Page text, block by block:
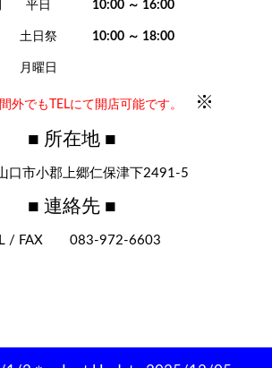
平日 10:00 ～ 16:00
土日祭 10:00 ～ 18:00
月曜日
外でもTELにて開店可能です。
※
■ 所在地 ■
口市小郡上郷仁保津下2491-5
■ 連絡先 ■
/ FAX 083-972-6603